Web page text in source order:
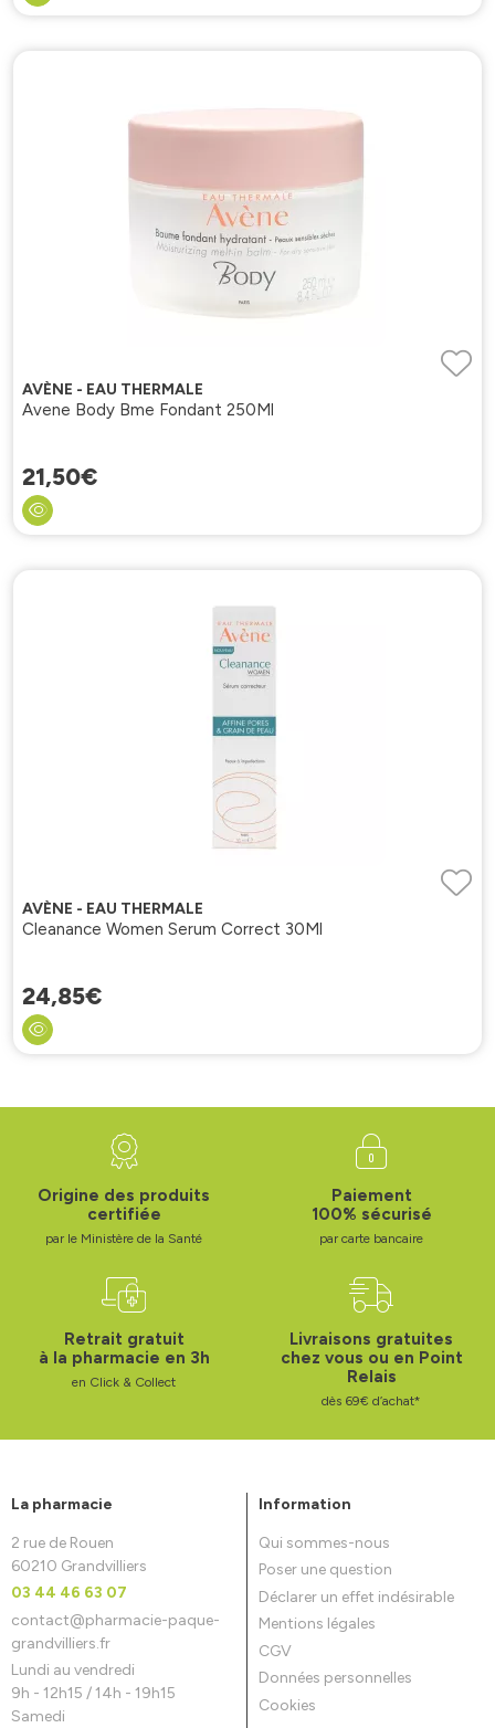
AVÈNE - EAU THERMALE
Avene Body Bme Fondant 250Ml
21,50€
AVÈNE - EAU THERMALE
Cleanance Women Serum Correct 30Ml
24,85€
Origine des produits
certifiée
par le Ministère de la Santé
Paiement
100% sécurisé
par carte bancaire
Retrait gratuit
à la pharmacie en 3h
en Click & Collect
Livraisons gratuites
chez vous ou en Point
Relais
dès 69€ d’achat*
La pharmacie
2 rue de Rouen
60210 Grandvilliers
03 44 46 63 07
contact@pharmacie-paque-
grandvilliers.fr
Lundi au vendredi
9h - 12h15 / 14h - 19h15
Samedi
Information
Qui sommes-nous
Poser une question
Déclarer un effet indésirable
Mentions légales
CGV
Données personnelles
Cookies